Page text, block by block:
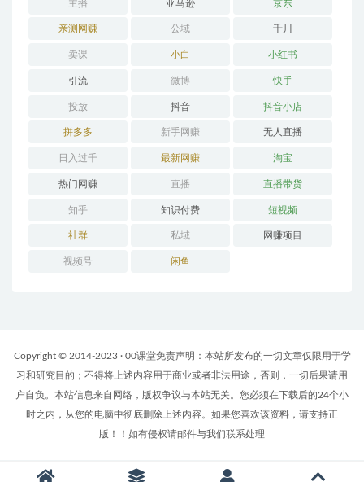
主播 亚马逊 京东
亲测网赚 公域 千川
卖课 小白 小红书
引流 微博 快手
投放 抖音 抖音小店
拼多多 新手网赚 无人直播
日入过千 最新网赚 淘宝
热门网赚 直播 直播带货
知乎 知识付费 短视频
社群 私域 网赚项目
视频号 闲鱼
Copyright © 2014-2023 · 00课堂免责声明：本站所发布的一切文章仅限用于学
习和研究目的；不得将上述内容用于商业或者非法用途，否则，一切后果请用
户自负。本站信息来自网络，版权争议与本站无关。您必须在下载后的24个小
时之内，从您的电脑中彻底删除上述内容。如果您喜欢该资料，请支持正
版！！如有侵权请邮件与我们联系处理